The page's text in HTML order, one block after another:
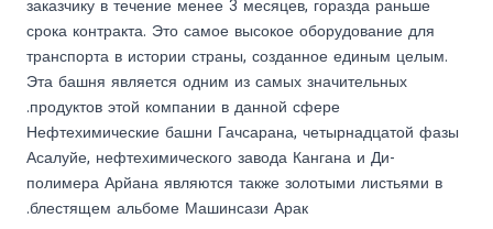
заказчику в течение менее 3 месяцев, горазда раньше
срока контракта. Это самое высокое оборудование для
транспорта в истории страны, созданное единым целым.
Эта башня является одним из самых значительных
продуктов этой компании в данной сфере.
Нефтехимические башни Гачсарана, четырнадцатой фазы
Асалуйе, нефтехимического завода Кангана и Ди-
полимера Арйана являются также золотыми листьями в
блестящем альбоме Машинсази Арак.